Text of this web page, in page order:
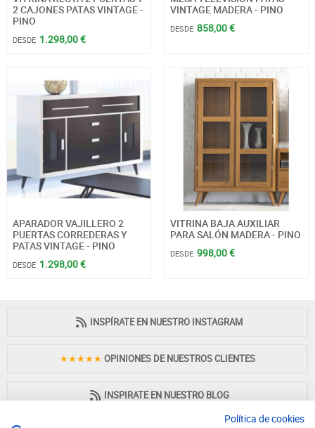
2 CAJONES PATAS VINTAGE -
PINO
DESDE 1.298,00 €
VINTAGE MADERA - PINO
DESDE 858,00 €
APARADOR VAJILLERO 2
PUERTAS CORREDERAS Y
PATAS VINTAGE - PINO
DESDE 1.298,00 €
VITRINA BAJA AUXILIAR
PARA SALÓN MADERA - PINO
DESDE 998,00 €
INSPÍRATE EN NUESTRO INSTAGRAM
★★★★★ OPINIONES DE NUESTROS CLIENTES
INSPIRATE EN NUESTRO BLOG
Política de cookies